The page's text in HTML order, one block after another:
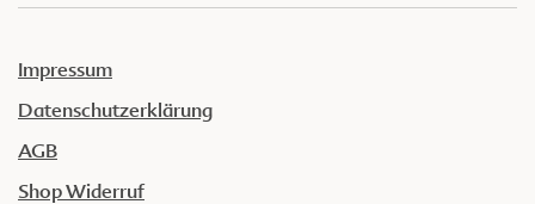
Impressum
Datenschutzerklärung
AGB
Shop Widerruf